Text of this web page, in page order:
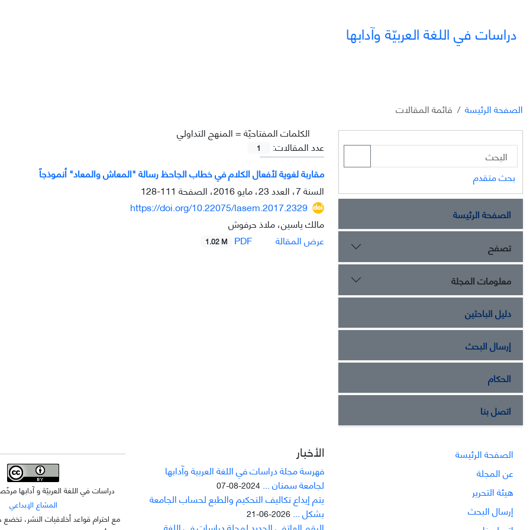
دراسات في اللغة العربيّة وآدابها
الصفحة الرئيسة
قائمة المقالات
الکلمات المفتاحيّة =المنهج التداولي
عدد المقالات:
1
مقاربة لغوية لأفعال الكلام في خطاب الجاحظ رسالة "المعاش والمعاد" أنموذجاً
السنة 7، العدد 23، مايو 2016، الصفحة
111-128
https://doi.org/10.22075/lasem.2017.2329
مالك ياسين، ملاذ حرفوش
عرض المقالة
1.02 M
بحث متقدم
الصفحة الرئيسة
تصفح
معلومات المجلة
دليل الباحثين
إرسال البحث
الحكام
اتصل بنا
الصفحة الرئيسة
عن المجلة
هيئة التحرير
إرسال البحث
الأخبار
فهرسة مجلة دراسات في اللغة العربية وآدابها
لجامعة سمنان ... 2024-08-07
يتم إيداع تکاليف التحکيم والطبع لحساب الجامعة
بشکل ... 2026-06-21
دراسات في اللغة العربيّة و آدابها
المشاع الإبداعي
مع احترام قواعد أخلاقيات النشر،